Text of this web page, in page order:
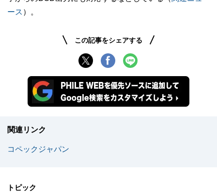
ース）。
この記事をシェアする
関連リンク
コペックジャパン
トピック